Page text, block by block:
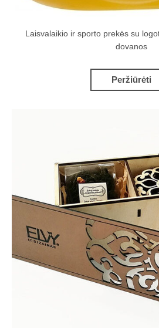
Laisvalaikio ir sporto prekės su
dovanos
Peržiūrėti